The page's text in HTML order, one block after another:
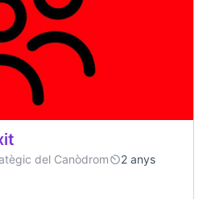
del Canòdrom
2 anys